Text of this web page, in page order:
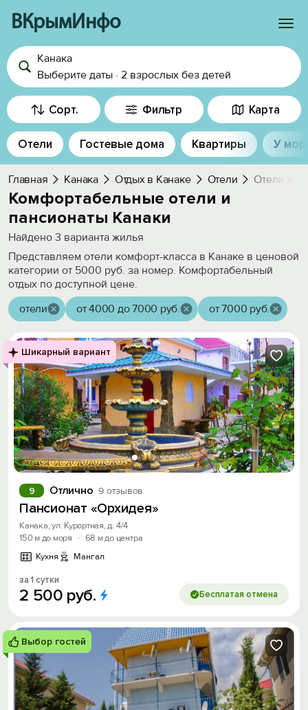
ВКрымИнфо
Войти
Избранное
История просмотра
Добавить свой объект
Канака
Выберите даты · 2 взрослых без детей
Сорт. Фильтр Карта
Отели Гостевые дома Квартиры У
Главная Канака Отдых в Канаке Отели Отели
Комфортабельные отели и
пансионаты Канаки
Найдено 3 варианта жилья
Представляем отели комфорт-класса в Канаке в ценовой
категории от 5000 руб. за номер. Комфортабельный
отдых по доступной цене.
отели
от 4000 до 7000 руб. от 7000 руб.
Шикарный вариант
Отлично 9 отзывов
9
Пансионат «Орхидея»
Канака, ул. Курортная, д. 4/4
150 м до моря
· 68 м до центра
Кухня
Мангал
за 1 сутки
2 500 руб. Бесплатая отмена
Выбор гостей